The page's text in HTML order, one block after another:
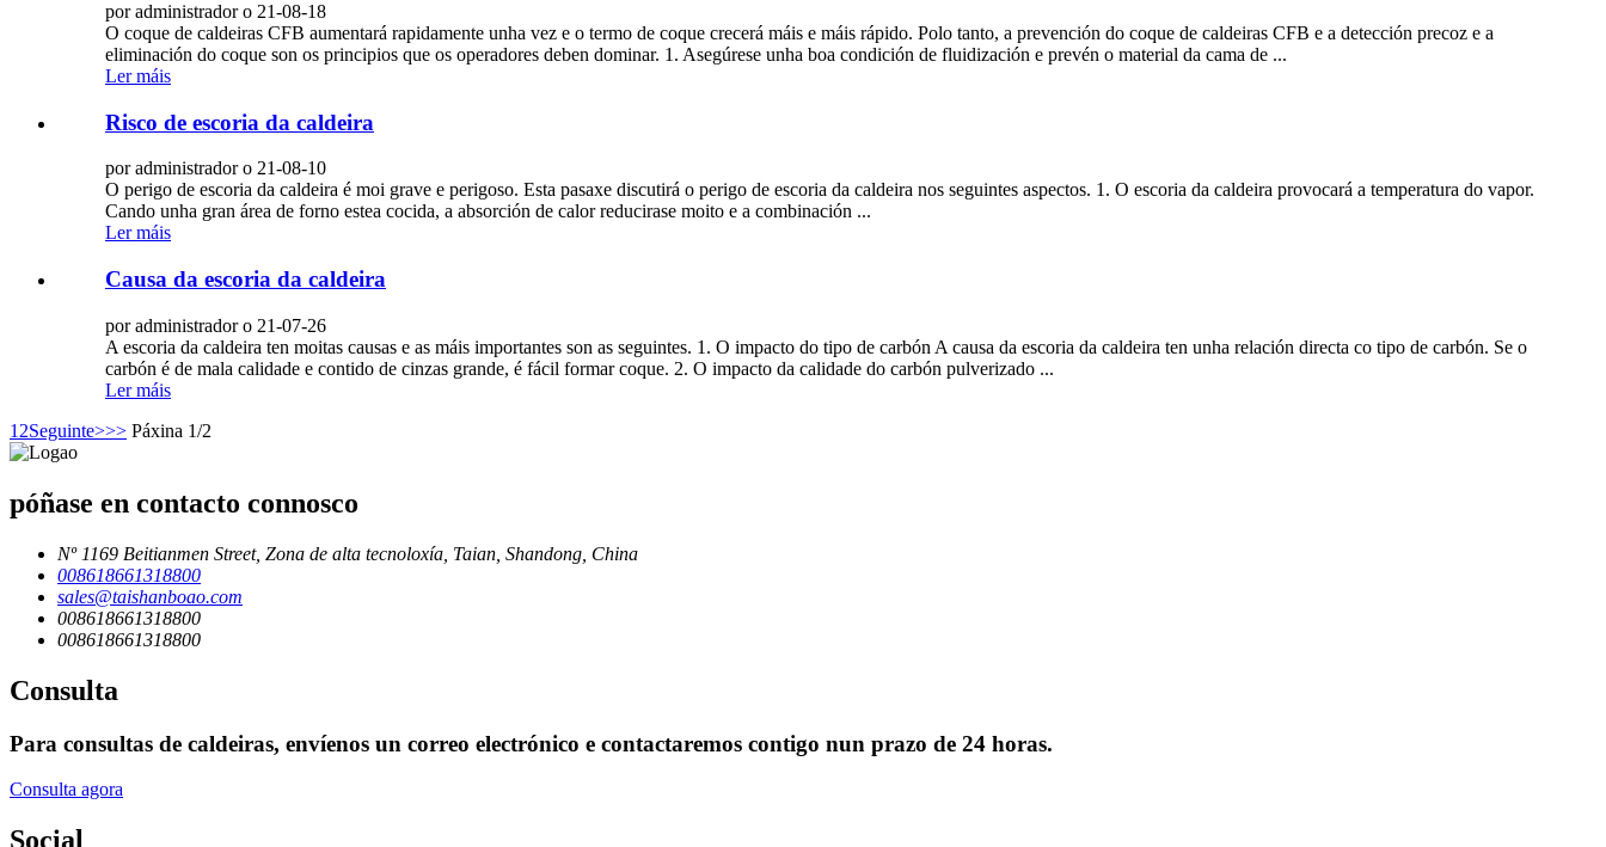
por administrador o 21-08-18
O coque de caldeiras CFB aumentará rapidamente unha vez e o termo de coque crecerá máis e máis rápido. Polo tanto, a prevención do coque de caldeiras CFB e a detección precoz e a
eliminación do coque son os principios que os operadores deben dominar. 1. Asegúrese unha boa condición de fluidización e prevén o material da cama de ...
Ler máis
Risco de escoria da caldeira
por administrador o 21-08-10
O perigo de escoria da caldeira é moi grave e perigoso. Esta pasaxe discutirá o perigo de escoria da caldeira nos seguintes aspectos. 1. O escoria da caldeira provocará a temperatura do vapor.
Cando unha gran área de forno estea cocida, a absorción de calor reducirase moito e a combinación ...
Ler máis
Causa da escoria da caldeira
por administrador o 21-07-26
A escoria da caldeira ten moitas causas e as máis importantes son as seguintes. 1. O impacto do tipo de carbón A causa da escoria da caldeira ten unha relación directa co tipo de carbón. Se o
carbón é de mala calidade e contido de cinzas grande, é fácil formar coque. 2. O impacto da calidade do carbón pulverizado ...
Ler máis
1 2Seguinte>>> Páxina 1/2
póñase en contacto connosco
Nº 1169 Beitianmen Street, Zona de alta tecnoloxía, Taian, Shandong, China
008618661318800
sales@taishanboao.com
008618661318800
008618661318800
Consulta
Para consultas de caldeiras, envíenos un correo electrónico e contactaremos contigo nun prazo de 24 horas.
Consulta agora
Social